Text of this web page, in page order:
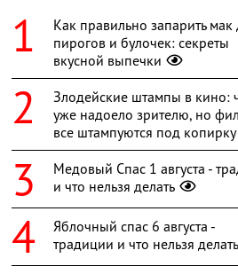
Как правильно запарить мак
пирогов и булочек: секреты
вкусной выпечки
Злодейские штампы в кино:
уже надоело зрителю, но
все штампуются под копирку
Медовый Спас 1 августа -
и что нельзя делать
Яблочный спас 6 августа -
традиции и что нельзя делать